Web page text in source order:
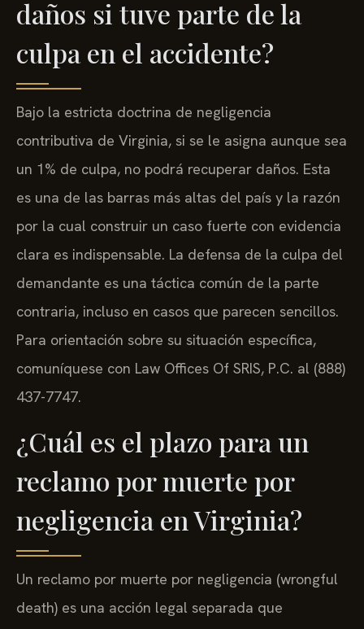
daños si tuve parte de la
culpa en el accidente?
Bajo la estricta doctrina de negligencia
contributiva de Virginia, si se le asigna aunque sea
un 1% de culpa, no podrá recuperar daños. Esta
es una de las barras más altas del país y la razón
por la cual construir un caso fuerte con evidencia
clara es indispensable. La defensa de la culpa del
demandante es una táctica común de la parte
contraria, incluso en casos que parecen sencillos.
Para orientación sobre su situación específica,
comuníquese con Law Offices Of SRIS, P.C. al (888)
437-7747.
¿Cuál es el plazo para un
reclamo por muerte por
negligencia en Virginia?
Un reclamo por muerte por negligencia (wrongful
death) es una acción legal separada que